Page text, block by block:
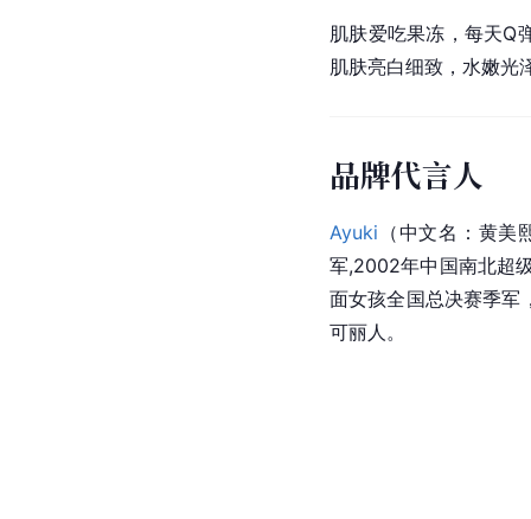
肌肤爱吃果冻 ，每天
肌肤亮白细致，水嫩
品牌代言人
Ayuki （中文名： 黄美
军,2002年中国南北超
面女孩全国总决赛季军
可丽人。